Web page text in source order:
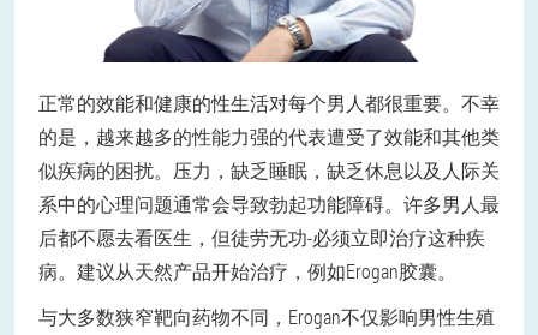
正常的效能和健康的性生活对每个男人都很重要。不幸
的是，越来越多的性能力强的代表遭受了效能和其他类
似疾病的困扰。压力，缺乏睡眠，缺乏休息以及人际关
系中的心理问题通常会导致勃起功能障碍。许多男人最
后都不愿去看医生，但徒劳无功-必须立即治疗这种疾
病。建议从天然产品开始治疗，例如Erogan胶囊。
与大多数狭窄靶向药物不同，Erogan不仅影响男性生殖